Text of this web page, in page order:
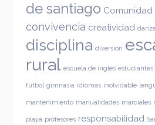
de santiago
convivencia creatividad danza
disciplina diversión
rural escuela de inglés estudiantes
fútbol gimnasia idiomas inolvidable
mantenimiento manualidades marciales
playa profesores responsabilidad